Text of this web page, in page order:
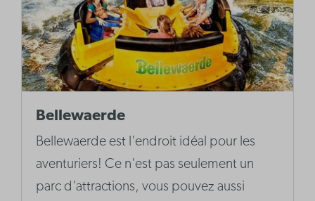
Bellewaerde
Bellewaerde est l'endroit idéal pour les
aventuriers! Ce n'est pas seulement un
parc d'attractions, vous pouvez aussi